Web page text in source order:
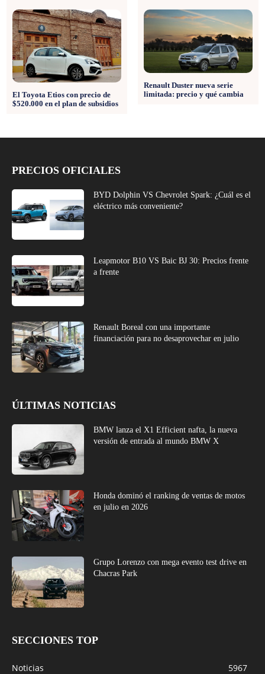
El Toyota Etios con precio de
$520.000 en el plan de subsidios
Renault Duster nueva serie
limitada: precio y qué cambia
PRECIOS OFICIALES
BYD Dolphin VS Chevrolet Spark: ¿Cuál es el
eléctrico más conveniente?
Leapmotor B10 VS Baic BJ 30: Precios frente
a frente
Renault Boreal con una importante
financiación para no desaprovechar en julio
ÚLTIMAS NOTICIAS
BMW lanza el X1 Efficient nafta, la nueva
versión de entrada al mundo BMW X
Honda dominó el ranking de ventas de motos
en julio en 2026
Grupo Lorenzo con mega evento test drive en
Chacras Park
SECCIONES TOP
Noticias
5967